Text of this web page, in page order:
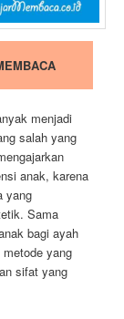
menjadi
salah yang
anak, karena
yang
Sama
bagi ayah
yang
sifat yang